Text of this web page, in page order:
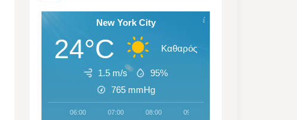
New York City
24°C Καθαρός
1.5 m/s
95%
765 mmHg
06:00 07:00 08:00 09:00